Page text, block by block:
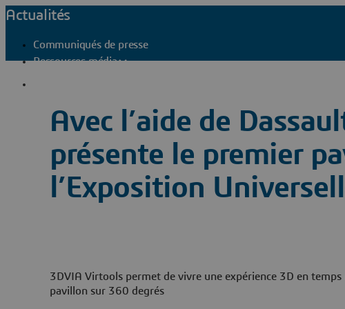
Actualités
Communiqués de presse
Ressources média
Avec l’aide de
présente le premier
l’Exposition
3DVIA Virtools permet de vivre une expérience 3D en
pavillon sur 360 degrés